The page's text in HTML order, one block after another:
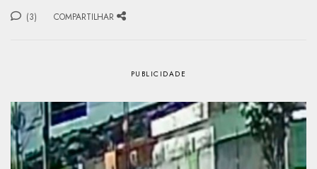
(3) COMPARTILHAR